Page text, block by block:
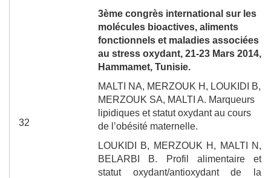
32
3ème congrès international sur les
molécules bioactives, aliments
fonctionnels et maladies associées
au stress oxydant, 21-23 Mars 2014,
Hammamet, Tunisie.
MALTI NA, MERZOUK H, LOUKIDI B,
MERZOUK SA, MALTI A. Marqueurs
lipidiques et statut oxydant au cours
de l’obésité maternelle.
LOUKIDI B, MERZOUK H, MALTI N ,
BELARBI B.
Profil alimentaire et
statut oxydant/antioxydant de la